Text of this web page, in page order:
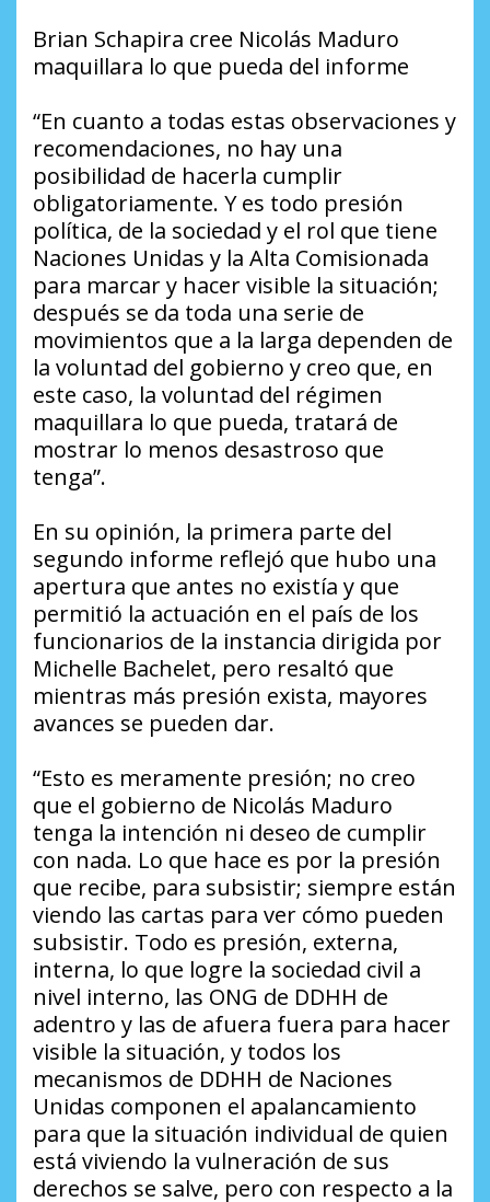
Brian Schapira cree Nicolás Maduro
maquillara lo que pueda del informe
“En cuanto a todas estas observaciones y
recomendaciones, no hay una
posibilidad de hacerla cumplir
obligatoriamente. Y es todo presión
política, de la sociedad y el rol que tiene
Naciones Unidas y la Alta Comisionada
para marcar y hacer visible la situación;
después se da toda una serie de
movimientos que a la larga dependen de
la voluntad del gobierno y creo que, en
este caso, la voluntad del régimen
maquillara lo que pueda, tratará de
mostrar lo menos desastroso que
tenga”.
En su opinión, la primera parte del
segundo informe reflejó que hubo una
apertura que antes no existía y que
permitió la actuación en el país de los
funcionarios de la instancia dirigida por
Michelle Bachelet, pero resaltó que
mientras más presión exista, mayores
avances se pueden dar.
“Esto es meramente presión; no creo
que el gobierno de Nicolás Maduro
tenga la intención ni deseo de cumplir
con nada. Lo que hace es por la presión
que recibe, para subsistir; siempre están
viendo las cartas para ver cómo pueden
subsistir. Todo es presión, externa,
interna, lo que logre la sociedad civil a
nivel interno, las ONG de DDHH de
adentro y las de afuera fuera para hacer
visible la situación, y todos los
mecanismos de DDHH de Naciones
Unidas componen el apalancamiento
para que la situación individual de quien
está viviendo la vulneración de sus
derechos se salve, pero con respecto a la